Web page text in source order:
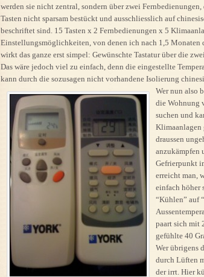
werden sie nicht zentral, sondern über zwei
Tasten nicht sparsam bestückt und ausschliesslich auf
beschriftet sind. 15 Tasten x 2 Fernbedienungen x 5
Einstellungsmöglichkeiten, von denen ich nach 1,5
wirkt das ganze erst simpel: Gewünschte Tastatur über die
Das wäre jedoch viel zu einfach, denn die eingestellte
kann durch die sozusagen nicht vorhandene Isolierung
Wer nun also
die Wohnung
suchen und
Klimaanlagen
draussen
anzukämpfen
Gefrierpunkt
erreicht man,
einfach höher
“Kühlen” auf
paart sich mit
gefühlte 40
Wer übrigens
durch Lüften
der irrt. Hier